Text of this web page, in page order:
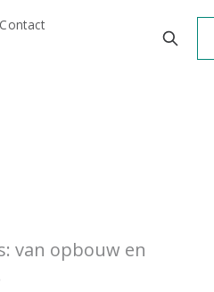
Contact
van opbouw en